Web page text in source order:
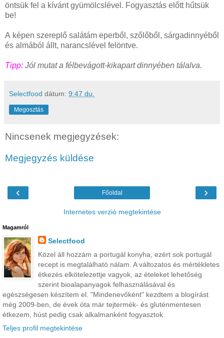
öntsük fel a kívánt gyümölcslével. Fogyasztás előtt hűtsük
be!
A képen szereplő salátám eperből, szőlőből, sárgadinnyéből
és almából állt, narancslével felöntve.
Tipp: Jól mutat a félbevágott-kikapart dinnyében tálalva.
Selectfood dátum: 9:47 du.
Megosztás
Nincsenek megjegyzések:
Megjegyzés küldése
‹ ›
Főoldal
Internetes verzió megtekintése
Magamról
Selectfood
Közel áll hozzám a portugál konyha, ezért sok portugál
recept is megtalálható nálam. A változatos és mértékletes
étkezés elkötelezettje vagyok, az ételeket lehetőség
szerint bioalapanyagok felhasználásával és
egészségesen készítem el. "Mindenevőként" kezdtem a blogírást
még 2009-ben, de évek óta már tejtermék- és gluténmentesen
étkezem, húst pedig csak alkalmanként fogyasztok.
Teljes profil megtekintése